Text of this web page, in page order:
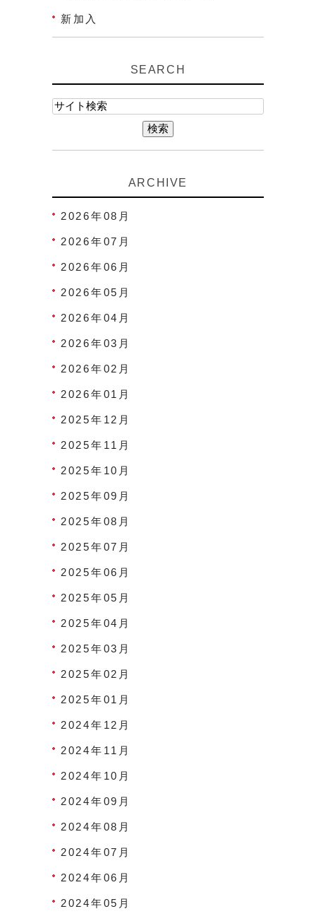
新加入
SEARCH
ARCHIVE
2026年08月
2026年07月
2026年06月
2026年05月
2026年04月
2026年03月
2026年02月
2026年01月
2025年12月
2025年11月
2025年10月
2025年09月
2025年08月
2025年07月
2025年06月
2025年05月
2025年04月
2025年03月
2025年02月
2025年01月
2024年12月
2024年11月
2024年10月
2024年09月
2024年08月
2024年07月
2024年06月
2024年05月